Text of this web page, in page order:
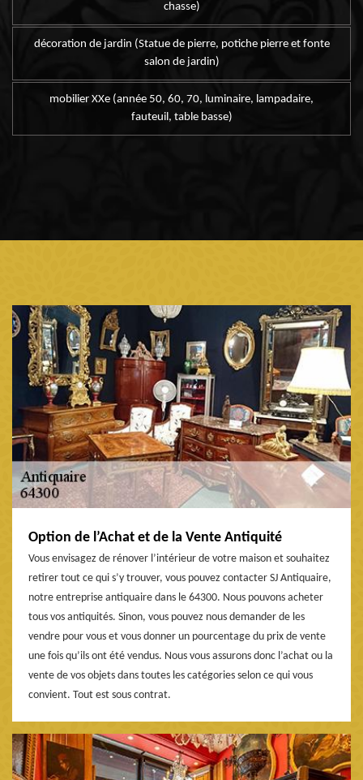
chasse)
décoration de jardin (Statue de pierre, potiche pierre et fonte
salon de jardin)
mobilier XXe (année 50, 60, 70, luminaire, lampadaire,
fauteuil, table basse)
Option de l’Achat et de la Vente Antiquité
Vous envisagez de rénover l’intérieur de votre maison et souhaitez
retirer tout ce qui s’y trouver, vous pouvez contacter SJ Antiquaire,
notre entreprise antiquaire dans le 64300. Nous pouvons acheter
tous vos antiquités. Sinon, vous pouvez nous demander de les
vendre pour vous et vous donner un pourcentage du prix de vente
une fois qu’ils ont été vendus. Nous vous assurons donc l’achat ou la
vente de vos objets dans toutes les catégories selon ce qui vous
convient. Tout est sous contrat.